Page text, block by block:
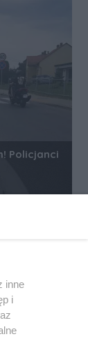
Policjanci
inne
i